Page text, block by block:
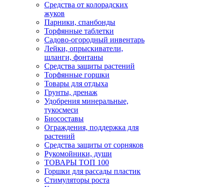
Средства от колорадских
жуков
Парники, спанбонды
Торфянные таблетки
Садово-огородный инвентарь
Лейки, опрыскиватели,
шланги, фонтаны
Средства защиты растений
Торфянные горшки
Товары для отдыха
Грунты, дренаж
Удобрения минеральные,
тукосмеси
Биосоставы
Ограждения, поддержка для
растений
Средства защиты от сорняков
Рукомойники, души
ТОВАРЫ ТОП 100
Горшки для рассады пластик
Стимуляторы роста